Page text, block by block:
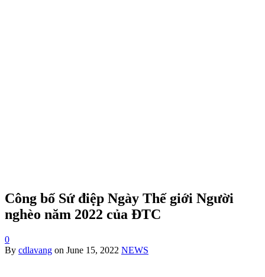
Công bố Sứ điệp Ngày Thế giới Người
nghèo năm 2022 của ĐTC
0
By cdlavang on June 15, 2022 NEWS